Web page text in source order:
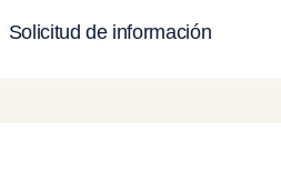
Solicitud de información